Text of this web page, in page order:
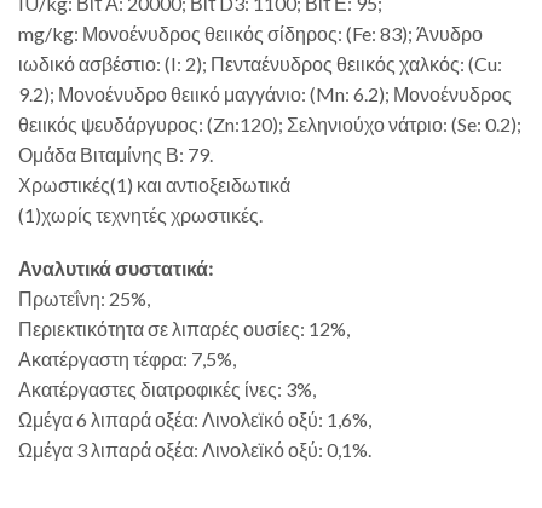
mg/kg: Μονοένυδρος θειικός σίδηρος: (Fe: 83); Άνυδρο
ιωδικό ασβέστιο: (I: 2); Πενταένυδρος θειικός χαλκός: (Cu:
9.2); Μονοένυδρο θειικό μαγγάνιο: (Mn: 6.2); Μονοένυδρος
θειικός ψευδάργυρος: (Zn:120); Σεληνιούχο νάτριο: (Se: 0.2);
Ομάδα Βιταμίνης Β: 79.
Χρωστικές(1) και αντιοξειδωτικά
(1)χωρίς τεχνητές χρωστικές.
Αναλυτικά συστατικά:
Πρωτεΐνη: 25%,
Περιεκτικότητα σε λιπαρές ουσίες: 12%,
Ακατέργαστη τέφρα: 7,5%,
Ακατέργαστες διατροφικές ίνες: 3%,
Ωμέγα 6 λιπαρά οξέα: Λινολεϊκό οξύ: 1,6%,
Ωμέγα 3 λιπαρά οξέα: Λινολεϊκό οξύ: 0,1%.